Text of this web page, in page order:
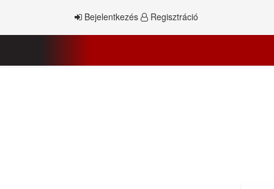
Bejelentkezés Regisztráció